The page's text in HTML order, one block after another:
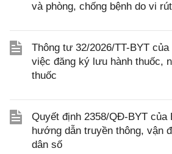
và phòng, chống bệnh do vi
Thông tư 32/2026/TT-BYT
việc đăng ký lưu hành thuốc,
thuốc
Quyết định 2358/QĐ-BYT của
hướng dẫn truyền thông, vận
dân số